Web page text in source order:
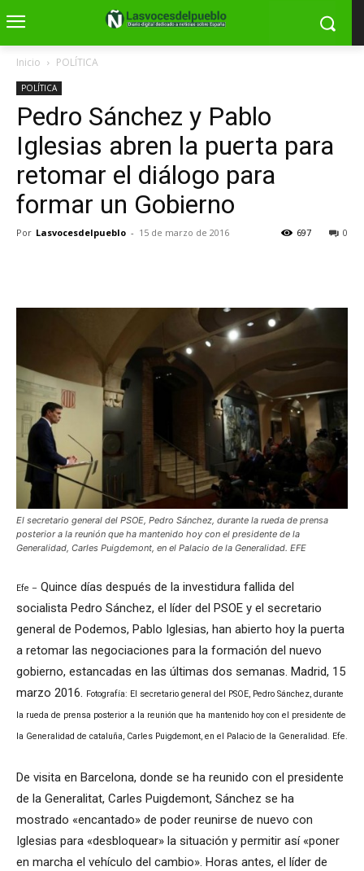
Inicio POLÍTICA
POLÍTICA
Pedro Sánchez y Pablo
Iglesias abren la puerta para
retomar el diálogo para
formar un Gobierno
Por Lasvocesdelpueblo - 15 de marzo de 2016 0
697
El secretario general del PSOE, Pedro Sánchez, durante la rueda de prensa
posterior a la reunión que ha mantenido hoy con el presidente de la
Generalidad, Carles Puigdemont, en el Palacio de la Generalidad. EFE
Efe – Quince días después de la investidura fallida del
socialista Pedro Sánchez, el líder del PSOE y el secretario
general de Podemos, Pablo Iglesias, han abierto hoy la puerta
a retomar las negociaciones para la formación del nuevo
gobierno, estancadas en las últimas dos semanas. Madrid, 15
marzo 2016. Fotografía: El secretario general del PSOE, Pedro Sánchez, durante
la rueda de prensa posterior a la reunión que ha mantenido hoy con el presidente de
la Generalidad de cataluña, Carles Puigdemont, en el Palacio de la Generalidad. Efe.
De visita en Barcelona, donde se ha reunido con el presidente
de la Generalitat, Carles Puigdemont, Sánchez se ha
mostrado «encantado» de poder reunirse de nuevo con
Iglesias para «desbloquear» la situación y permitir así «poner
en marcha el vehículo del cambio». Horas antes, el líder de